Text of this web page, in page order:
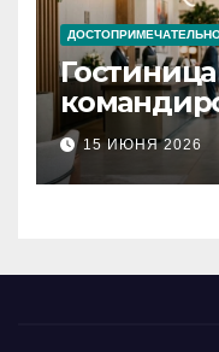
критерии
15 ИЮНЯ 2026